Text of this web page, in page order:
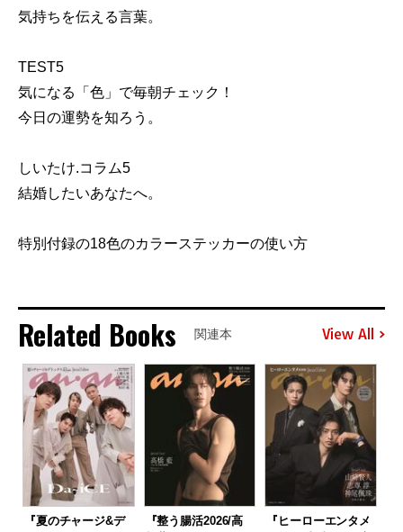
気持ちを伝える言葉。
TEST5
気になる「色」で毎朝チェック！
今日の運勢を知ろう。
しいたけ.コラム5
結婚したいあなたへ。
特別付録の18色のカラーステッカーの使い方
Related Books 関連本 View All
『夏のチャージ&デ
『整う腸活2026/高
『ヒーローエンタメ